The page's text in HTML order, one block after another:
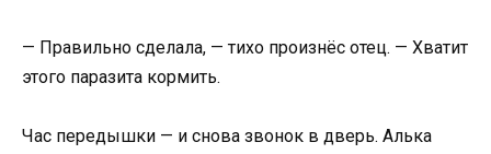
— Правильно сделала, — тихо произнёс отец. — Хватит
этого паразита кормить.
Час передышки — и снова звонок в дверь. Алька